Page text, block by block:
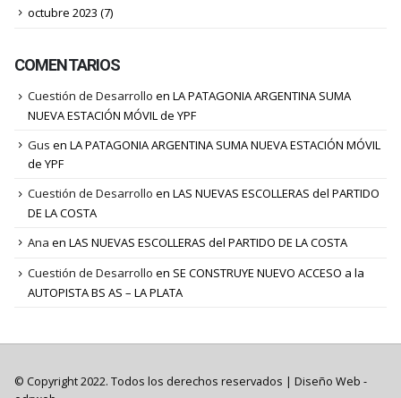
octubre 2023 (7)
COMENTARIOS
Cuestión de Desarrollo en LA PATAGONIA ARGENTINA SUMA
NUEVA ESTACIÓN MÓVIL de YPF
Gus en LA PATAGONIA ARGENTINA SUMA NUEVA ESTACIÓN MÓVIL
de YPF
Cuestión de Desarrollo en LAS NUEVAS ESCOLLERAS del PARTIDO
DE LA COSTA
Ana en LAS NUEVAS ESCOLLERAS del PARTIDO DE LA COSTA
Cuestión de Desarrollo en SE CONSTRUYE NUEVO ACCESO a la
AUTOPISTA BS AS – LA PLATA
© Copyright 2022. Todos los derechos reservados | Diseño Web -